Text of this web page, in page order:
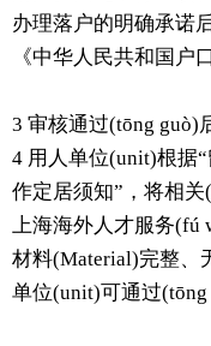
办理落户的明确承诺
《中华人民共和国户
3 审核通过(tōng guò)
4 用人单位(unit)根据
作定居须知”，将相
上海海外人才服务(fú
材料(Material)完整、
单位(unit)可通过